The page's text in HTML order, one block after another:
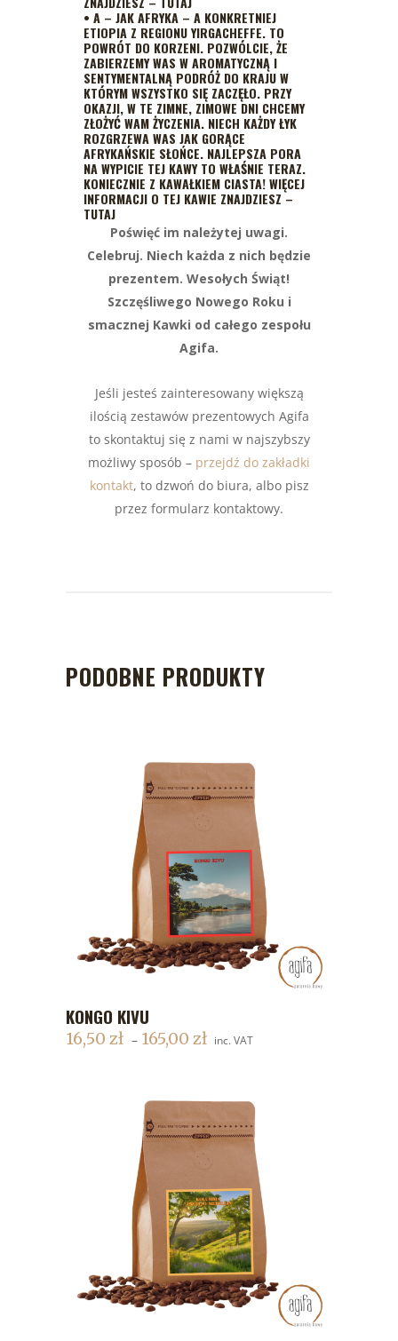
• A – JAK AFRYKA – A KONKRETNIEJ
ETIOPIA Z REGIONU YIRGACHEFFE. TO
POWRÓT DO KORZENI. POZWÓLCIE, ŻE
ZABIERZEMY WAS W AROMATYCZNĄ I
SENTYMENTALNĄ PODRÓŻ DO KRAJU W
KTÓRYM WSZYSTKO SIĘ ZACZĘŁO. PRZY
OKAZJI, W TE ZIMNE, ZIMOWE DNI CHCEMY
ZŁOŻYĆ WAM ŻYCZENIA. NIECH KAŻDY ŁYK
ROZGRZEWA WAS JAK GORĄCE
AFRYKAŃSKIE SŁOŃCE. NAJLEPSZA PORA
NA WYPICIE TEJ KAWY TO WŁAŚNIE TERAZ.
KONIECZNIE Z KAWAŁKIEM CIASTA! WIĘCEJ
INFORMACJI O TEJ KAWIE ZNAJDZIESZ –
TUTAJ
Poświęć im należytej uwagi.
Celebruj. Niech każda z nich będzie
prezentem. Wesołych Świąt!
Szczęśliwego Nowego Roku i
smacznej Kawki od całego zespołu
Agifa.
Jeśli jesteś zainteresowany większą
ilością zestawów prezentowych Agifa
to skontaktuj się z nami w najszybszy
możliwy sposób – przejdź do zakładki
kontakt, to dzwoń do biura, albo pisz
przez formularz kontaktowy.
PODOBNE PRODUKTY
DODAJ DO KOSZYKA
KONGO KIVU
16,50 zł – 165,00 zł inc. VAT